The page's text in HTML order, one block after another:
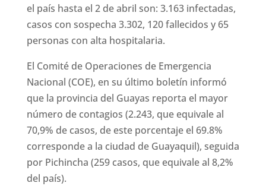
el país hasta el 2 de abril son: 3.163 infectadas,
casos con sospecha 3.302, 120 fallecidos y 65
personas con alta hospitalaria.
El Comité de Operaciones de Emergencia
Nacional (COE), en su último boletín informó
que la provincia del Guayas reporta el mayor
número de contagios (2.243, que equivale al
70,9% de casos, de este porcentaje el 69.8%
corresponde a la ciudad de Guayaquil), seguida
por Pichincha (259 casos, que equivale al 8,2%
del país).